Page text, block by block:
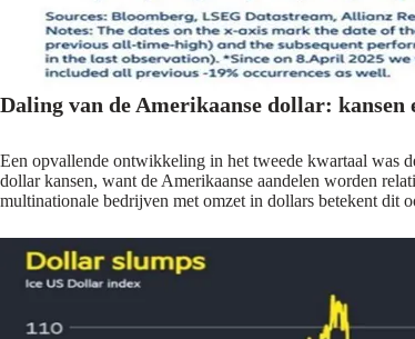
Daling van de Amerikaanse dollar: kansen
Een opvallende ontwikkeling in het tweede kwartaal was
dollar kansen, want de Amerikaanse aandelen worden
multinationale bedrijven met omzet in dollars betekent dit